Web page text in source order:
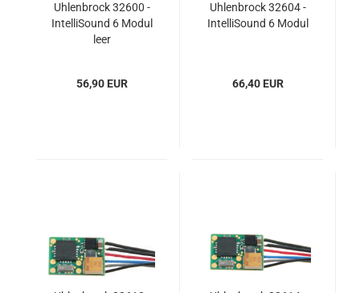
Uhlenbrock 32600 -
IntelliSound 6 Modul
leer
56,90 EUR
Uhlenbrock 32604 -
IntelliSound 6 Modul
66,40 EUR